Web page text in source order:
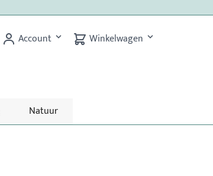
Account Winkelwagen
Natuur